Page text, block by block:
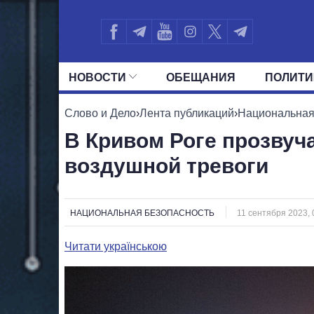
НОВОСТИ ОБЕЩАНИЯ
ВСЕ ПОЛИТИКИ ПРЕЗИДЕНТ И
Слово и Дело›Лента публикаций›
В Кривом Роге
воздушной тревоги
НАЦИОНАЛЬНАЯ БЕЗОПАСНОСТЬ 11 сентября 2023,
Читати українською